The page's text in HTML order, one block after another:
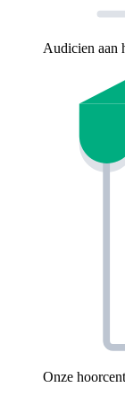
Audicien aan
Onze